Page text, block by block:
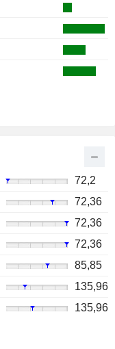
72,2
72,36
72,36
72,36
85,85
135,96
135,96